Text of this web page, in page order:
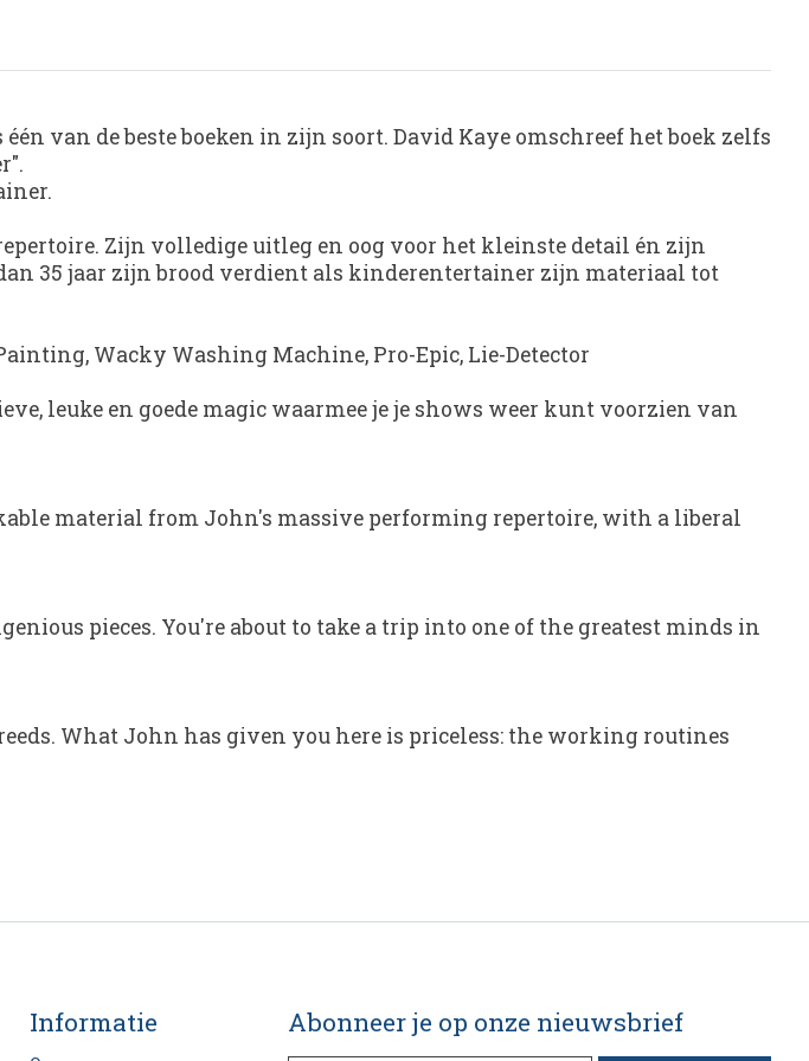
één van de beste boeken in zijn soort. David Kaye omschreef het boek zelfs
.
Zijn volledige uitleg en oog voor het kleinste detail én zijn
35 jaar zijn brood verdient als kinderentertainer zijn materiaal tot
, Wacky Washing Machine, Pro-Epic, Lie-Detector
leuke en goede magic waarmee je je shows weer kunt voorzien van
material from John's massive performing repertoire, with a liberal
pieces. You're about to take a trip into one of the greatest minds in
What John has given you here is priceless: the working routines
Informatie Abonneer je op onze nieuwsbrief